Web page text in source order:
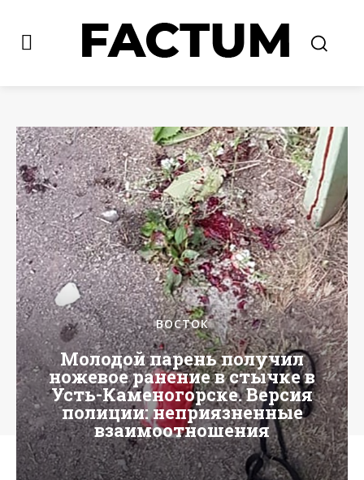
ВОСТОК
Молодой парень получил
ножевое ранение в стычке в
Усть-Каменогорске. Версия
полиции: неприязненные
взаимоотношения